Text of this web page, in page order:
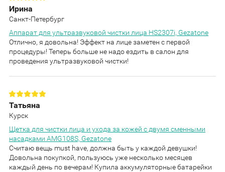
Ирина
Санкт-Петербург
Аппарат для ультразвуковой чистки лица HS2307i, Gezatone
Отлично, я довольна! Эффект на лице заметен с первой
процедуры! Теперь больше не надо ездить в салон для
проведения ультразвуковой чистки!
Татьяна
Курск
Щетка для чистки лица и ухода за кожей с двумя сменными
насадками AMG108S, Gezatone
Считаю вещь must have, должна быть у каждой девушки!
Довольна покупкой, пользуюсь уже несколько месяцев
каждый день по вечерам! Купила аккумуляторные батарейки